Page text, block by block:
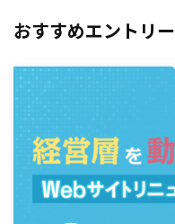
おすすめエントリー